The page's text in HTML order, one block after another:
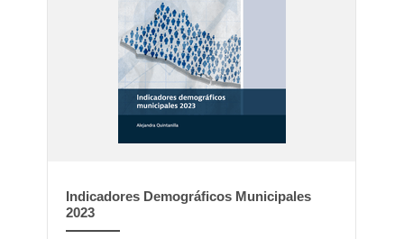
Indicadores Demográficos Municipales
2023